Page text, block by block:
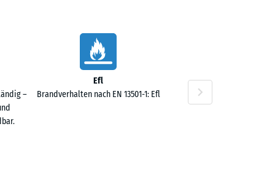
–
Efl
Brandverhalten nach EN 13501-1: Efl